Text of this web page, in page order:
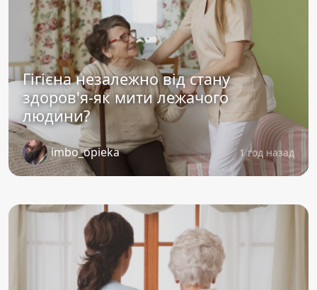
Гігієна незалежно від стану
здоров'я-як мити лежачого
людини?
imbo_opieka 1 год назад